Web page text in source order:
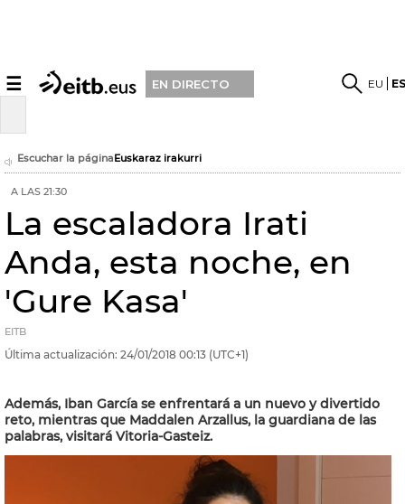
☰ EN DIRECTO EU
Escuchar la páginaEuskaraz irakurri
A LAS 21:30
La escaladora Irati
Anda, esta noche, en
'Gure Kasa'
EITB
Última actualización: 24/01/2018 00:13 (UTC+1)
Además, Iban García se enfrentará a un nuevo y divertido
reto, mientras que Maddalen Arzallus, la guardiana de las
palabras, visitará Vitoria-Gasteiz.